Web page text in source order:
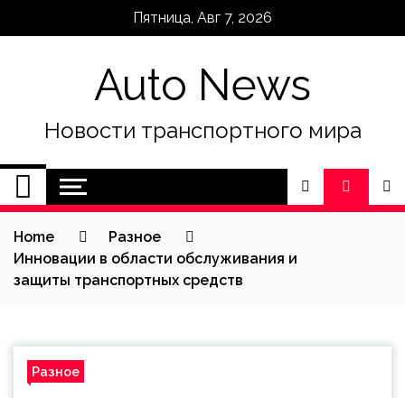
Пятница, Авг 7, 2026
Auto News
Новости транспортного мира
Home
Разное
Инновации в области обслуживания и
защиты транспортных средств
Разное